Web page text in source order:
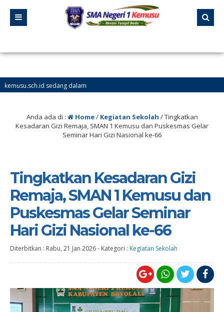
sedang dalam
Anda ada di : Home/ Kegiatan Sekolah /Tingkatkan
Kesadaran Gizi Remaja, SMAN 1 Kemusu dan Puskesmas Gelar
Seminar Hari Gizi Nasional ke-66
Tingkatkan Kesadaran Gizi
Remaja, SMAN 1 Kemusu dan
Puskesmas Gelar Seminar
Hari Gizi Nasional ke-66
Diterbitkan : Rabu, 21 Jan 2026- Kategori : Kegiatan Sekolah